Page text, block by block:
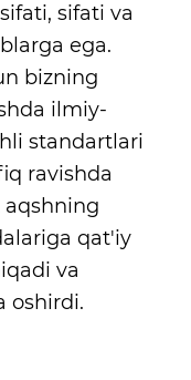
sifati va
ega.
bizning
ilmiy-
standartlari
ravishda
qat'iy
va
oshirdi.